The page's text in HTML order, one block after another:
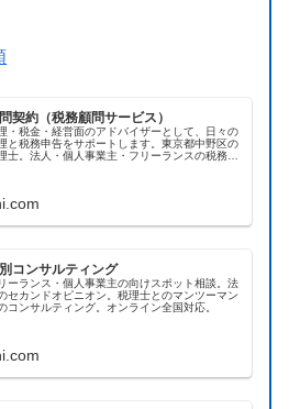
契約（税務顧問サービス）
・税金・経営面のアドバイザーとして、日々の
と税務申告をサポートします。東京都中野区の
士。法人・個人事業主・フリーランスの税務顧
コンサルティング
ーランス・個人事業主の向けスポット相談。法
セカンドオピニオン。税理士とのマンツーマン
コンサルティング。オンライン全国対応。